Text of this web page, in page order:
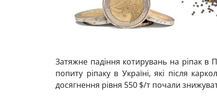
Затяжне падіння котирувань на ріпак в
попиту ріпаку в Україні, які після
досягнення рівня 550 $/т почали